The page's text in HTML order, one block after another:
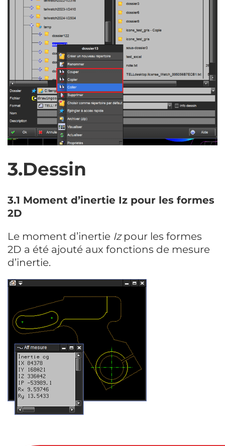
3.Dessin
3.1 Moment d’inertie Iz pour les formes
2D
Le moment d’inertie Izpour les formes
2D a été ajouté aux fonctions de mesure
d’inertie.